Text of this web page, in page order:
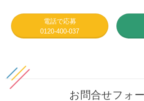
電話で応募
0120-400-037
お問合せフォ